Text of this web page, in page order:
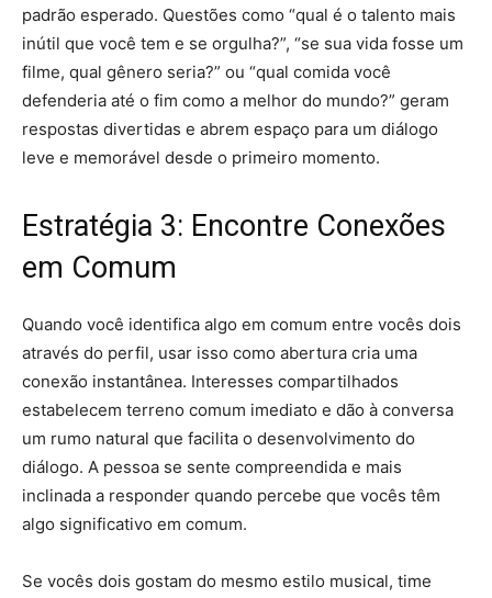
padrão esperado. Questões como “qual é o talento mais
inútil que você tem e se orgulha?”, “se sua vida fosse um
filme, qual gênero seria?” ou “qual comida você
defenderia até o fim como a melhor do mundo?” geram
respostas divertidas e abrem espaço para um diálogo
leve e memorável desde o primeiro momento.
Estratégia 3: Encontre Conexões
em Comum
Quando você identifica algo em comum entre vocês dois
através do perfil, usar isso como abertura cria uma
conexão instantânea. Interesses compartilhados
estabelecem terreno comum imediato e dão à conversa
um rumo natural que facilita o desenvolvimento do
diálogo. A pessoa se sente compreendida e mais
inclinada a responder quando percebe que vocês têm
algo significativo em comum.
Se vocês dois gostam do mesmo estilo musical, time